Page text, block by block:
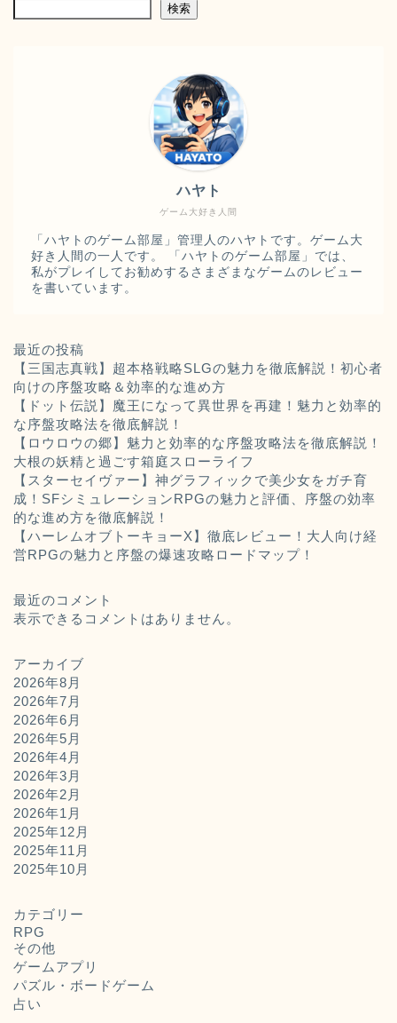
検索
ゲーム大好き人間
ハヤト
「ハヤトのゲーム部屋」管理人のハヤトです。ゲーム大
好き人間の一人です。 「ハヤトのゲーム部屋」では、
私がプレイしてお勧めするさまざまなゲームのレビュー
を書いています。
最近の投稿
【三国志真戦】超本格戦略SLGの魅力を徹底解説！初心者
向けの序盤攻略＆効率的な進め方
【ドット伝説】魔王になって異世界を再建！魅力と効率的
な序盤攻略法を徹底解説！
【ロウロウの郷】魅力と効率的な序盤攻略法を徹底解説！
大根の妖精と過ごす箱庭スローライフ
【スターセイヴァー】神グラフィックで美少女をガチ育
成！SFシミュレーションRPGの魅力と評価、序盤の効率
的な進め方を徹底解説！
【ハーレムオブトーキョーX】徹底レビュー！大人向け経
営RPGの魅力と序盤の爆速攻略ロードマップ！
最近のコメント
表示できるコメントはありません。
アーカイブ
2026年8月
2026年7月
2026年6月
2026年5月
2026年4月
2026年3月
2026年2月
2026年1月
2025年12月
2025年11月
2025年10月
カテゴリー
RPG
その他
ゲームアプリ
パズル・ボードゲーム
占い